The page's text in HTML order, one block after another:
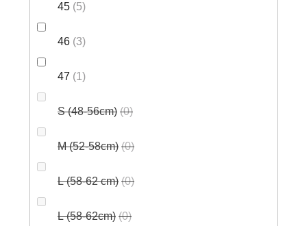
45 5
46 3
47 1
S (48-56cm) 0
M (52-58cm) 0
L (58-62 cm) 0
L (58-62cm) 0